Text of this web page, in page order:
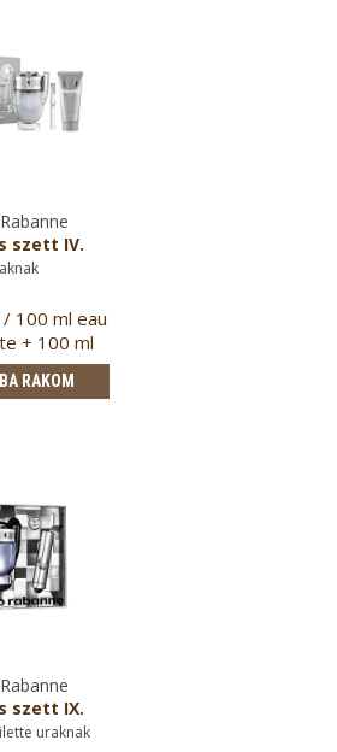
szett IV.
/ 100 ml eau
+ 100 ml
RAKOM
szett IX.
uraknak